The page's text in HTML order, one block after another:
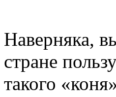
Наверняка,
стране
такого